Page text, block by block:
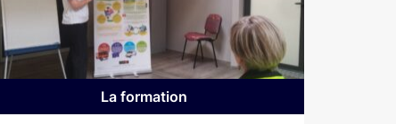
La formation